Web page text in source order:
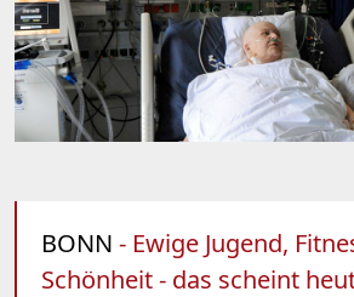
BONN - Ewige Jugend,
Schönheit - das scheint